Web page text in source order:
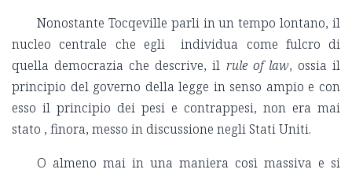
Nonostante Tocqeville parli in un tempo lontano, il
nucleo centrale che egli individua come fulcro di
quella democrazia che descrive, il rule of law, ossia il
principio del governo della legge in senso ampio e con
esso il principio dei pesi e contrappesi, non era mai
stato , finora, messo in discussione negli Stati Uniti.
O almeno mai in una maniera così massiva e si